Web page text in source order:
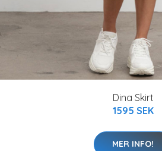
Dina Skirt
1595 SEK
MER INFO!